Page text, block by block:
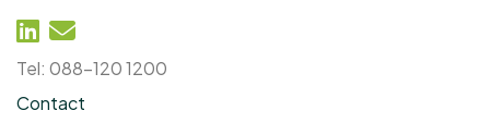
Tel: 088-120 1200
Contact